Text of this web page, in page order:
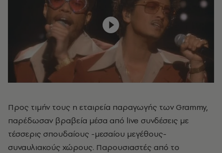
Προς τιμήν τους η εταιρεία παραγωγής των Grammy,
παρέδωσαν βραβεία μέσα από live συνδέσεις με
τέσσερις σπουδαίους -μεσαίου μεγέθους-
συναυλιακούς χώρους. Παρουσιαστές από το